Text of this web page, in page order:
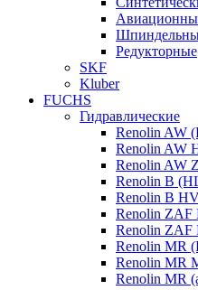
Редукторные
SKF
Kluber
FUCHS
Гидравлические
Renolin AW
Renolin AW
Renolin AW
Renolin B
Renolin B
Renolin ZAF
Renolin ZAF
Renolin MR
Renolin MR
Renolin MR